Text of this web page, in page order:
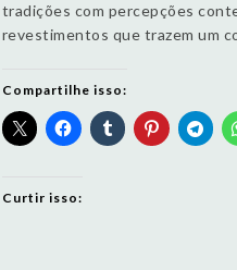
tradições com percepções
revestimentos que trazem um
Compartilhe isso:
Curtir isso: